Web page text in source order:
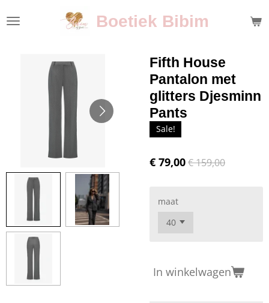
direct
hoofdinhoud
Boetiek Bibim
Fifth House
Pantalon met
glitters Djesminn
Pants
Sale!
€ 79,00€ 159,00
maat
In winkelwagen